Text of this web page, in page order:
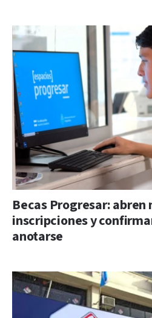
Becas Progresar: abren
inscripciones y
anotarse